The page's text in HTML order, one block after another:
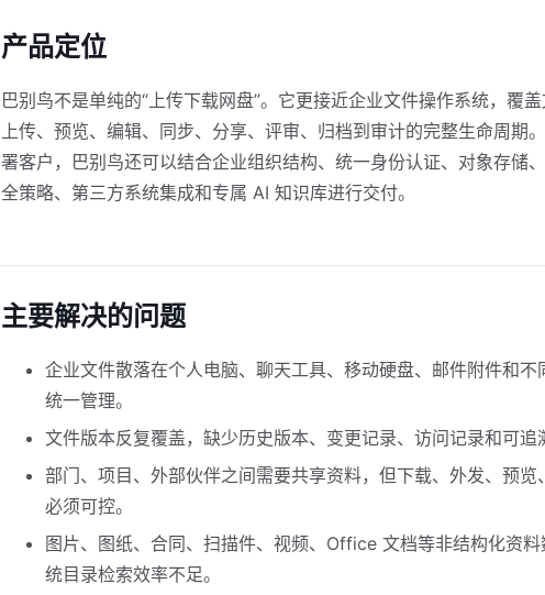
产品定位
巴别鸟不是单纯的“上传下载网盘”。它更接近企业文件操作系统，覆盖
上传、预览、编辑、同步、分享、评审、归档到审计的完整生命周期
署客户，巴别鸟还可以结合企业组织结构、统一身份认证、对象存储
全策略、第三方系统集成和专属 AI 知识库进行交付。
主要解决的问题
企业文件散落在个人电脑、聊天工具、移动硬盘、邮件附件和不
统一管理。
文件版本反复覆盖，缺少历史版本、变更记录、访问记录和可追
部门、项目、外部伙伴之间需要共享资料，但下载、外发、预览
必须可控。
图片、图纸、合同、扫描件、视频、Office 文档等非结构化资
统目录检索效率不足。